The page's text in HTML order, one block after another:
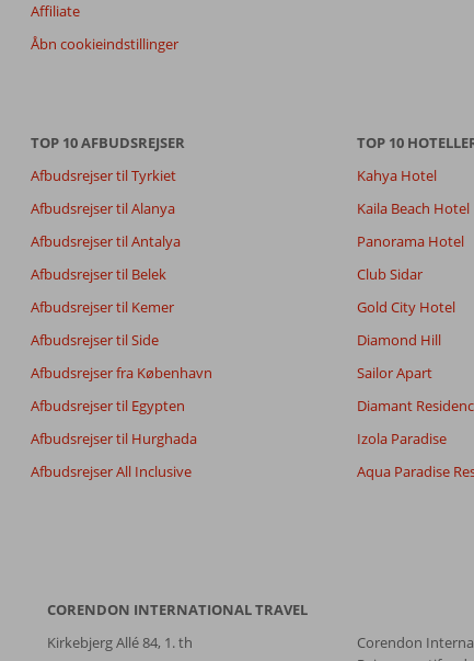
Affiliate
Åbn cookieindstillinger
TOP 10 AFBUDSREJSER
Afbudsrejser til Tyrkiet
Afbudsrejser til Alanya
Afbudsrejser til Antalya
Afbudsrejser til Belek
Afbudsrejser til Kemer
Afbudsrejser til Side
Afbudsrejser fra København
Afbudsrejser til Egypten
Afbudsrejser til Hurghada
Afbudsrejser All Inclusive
TOP 10
Kahya Hotel
Kaila Beach Hotel
Panorama Hotel
Club Sidar
Gold City Hotel
Diamond Hill
Sailor Apart
Diamant
Izola Paradise
Aqua Paradise
CORENDON INTERNATIONAL TRAVEL
Kirkebjerg Allé 84, 1. th
Corendon